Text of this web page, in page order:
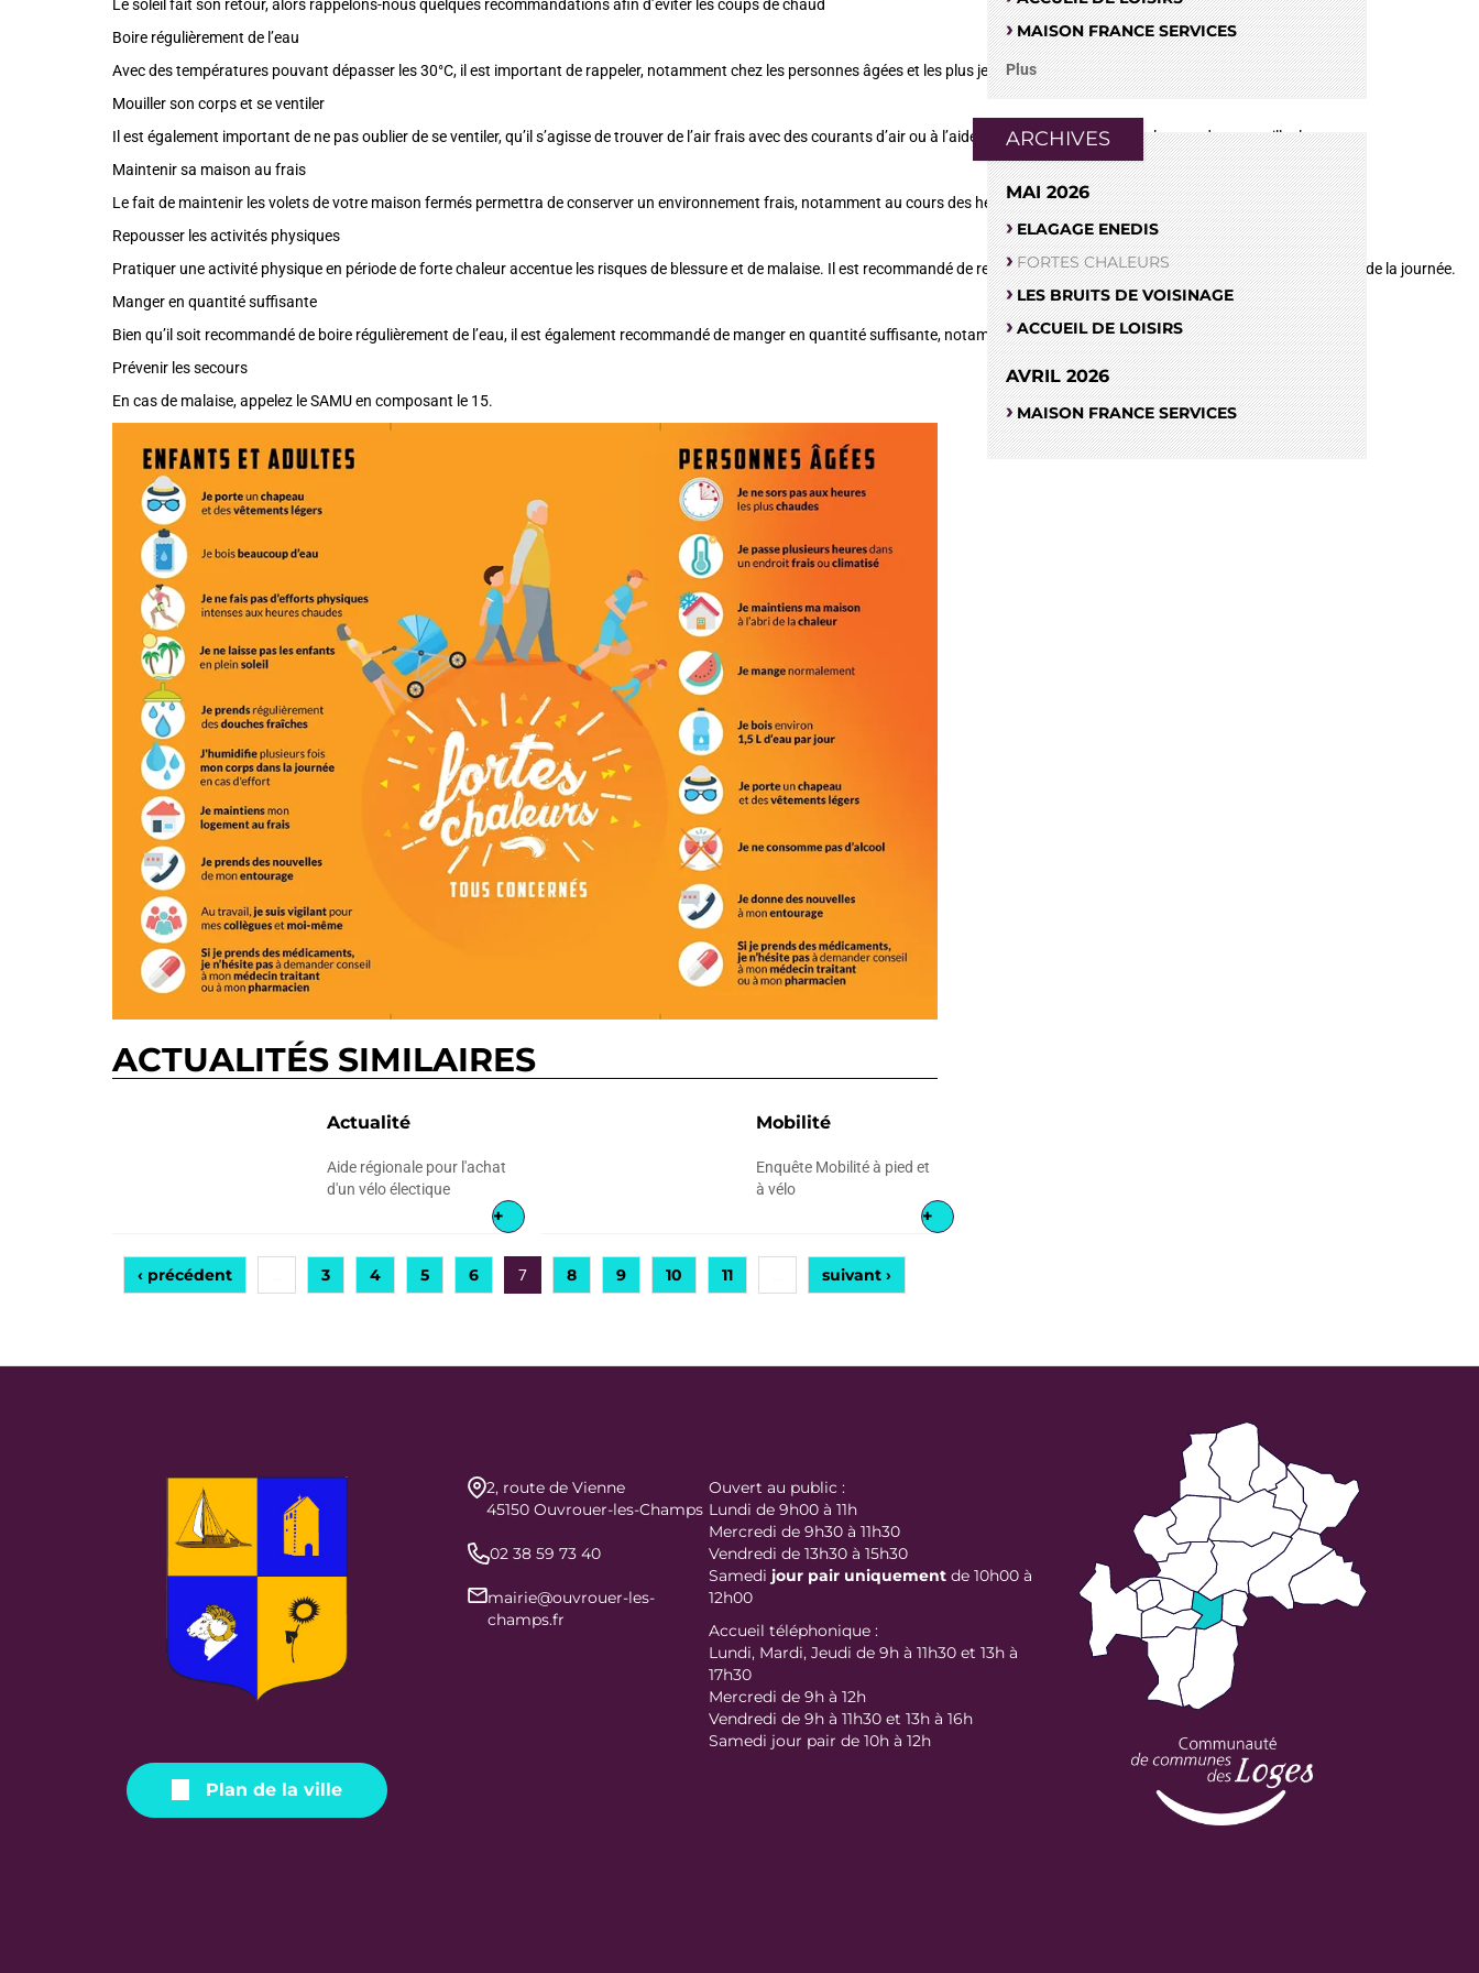
Le soleil fait son retour, alors rappelons-nous quelques recommandations afin d’éviter les coups de chaud
Boire régulièrement de l’eau
Avec des températures pouvant dépasser les 30°C, il est important de rappeler, notamment chez les personnes âgées et les plus jeunes, de boire régulièrement de l’eau.
Mouiller son corps et se ventiler
Il est également important de ne pas oublier de se ventiler, qu’il s’agisse de trouver de l’air frais avec des courants d’air ou à l’aide d’un ventilateur, mais également de se mouiller le corps.
Maintenir sa maison au frais
Le fait de maintenir les volets de votre maison fermés permettra de conserver un environnement frais, notamment au cours des heures les plus chaudes de la journée.
Repousser les activités physiques
Pratiquer une activité physique en période de forte chaleur accentue les risques de blessure et de malaise. Il est recommandé de repousser vos activités lors des périodes les plus fraîches de la journée.
Manger en quantité suffisante
Bien qu’il soit recommandé de boire régulièrement de l’eau, il est également recommandé de manger en quantité suffisante, notamment des fruits et légumes gorgés d’eau.
Prévenir les secours
En cas de malaise, appelez le SAMU en composant le 15.
ACTUALITÉS SIMILAIRES
Actualité
Aide régionale pour l'achat
d'un vélo électique
+
Mobilité
Enquête Mobilité à pied et
à vélo
+
‹ précédent 3 4 5 6 7 8 9 10 11 suivant ›
MAISON FRANCE SERVICES
Plus
ARCHIVES
MAI 2026
ELAGAGE ENEDIS
FORTES CHALEURS
LES BRUITS DE VOISINAGE
ACCUEIL DE LOISIRS
AVRIL 2026
MAISON FRANCE SERVICES
Plan de la ville
2, route de Vienne
45150 Ouvrouer-les-Champs
02 38 59 73 40
mairie@ouvrouer-les-
champs.fr
Ouvert au public :
Lundi de 9h00 à 11h
Mercredi de 9h30 à 11h30
Vendredi de 13h30 à 15h30
Samedi jour pair uniquementde 10h00 à
12h00
Accueil téléphonique :
Lundi, Mardi, Jeudi de 9h à 11h30 et 13h à
17h30
Mercredi de 9h à 12h
Vendredi de 9h à 11h30 et 13h à 16h
Samedi jour pair de 10h à 12h